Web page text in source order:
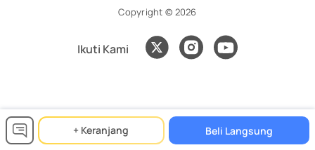
+ Keranjang Beli Langsung
Copyright © 2026
Ikuti Kami